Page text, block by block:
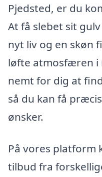
Pjedsted, er du
At få slebet sit
nyt liv og en skøn
løfte atmosfæren i
nemt for dig at
så du kan få
ønsker.
På vores platform
tilbud fra